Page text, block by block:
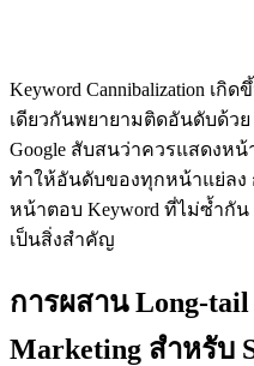
Keyword Cannibalization เ
เดียวกันพยายามติดอันดับด้วย
Google สับสนว่าควรแสดงห
ทำให้อันดับของทุกหน้าแย่ลง
หน้าตอบ Keyword ที่ไม่ซ้ำกัน
เป็นสิ่งสำคัญ
การผสาน Long-tail
Marketing สำหรับ